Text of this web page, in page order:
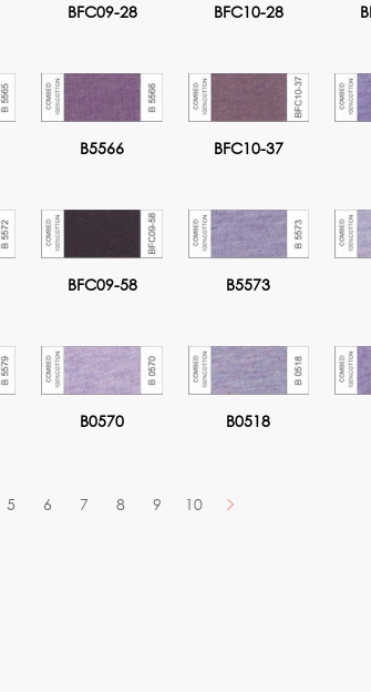
BFC09-28 BFC10-28
B5566 BFC10-37
BFC09-58 B5573
B0570 B0518
5 6 7 8 9 10